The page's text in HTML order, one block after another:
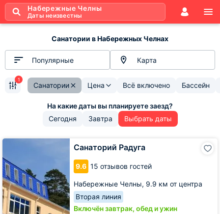
Набережные Челны
Даты неизвестны
Санатории в Набережных Челнах
Популярные Карта
Санатории Цена Всё включено Бассейн
1
Сегодня Завтра Выбрать даты
Санаторий Радуга
9.6 15 отзывов гостей
Набережные Челны, 9.9 км от центра
Вторая линия
Включён завтрак, обед и ужин
Санаторий